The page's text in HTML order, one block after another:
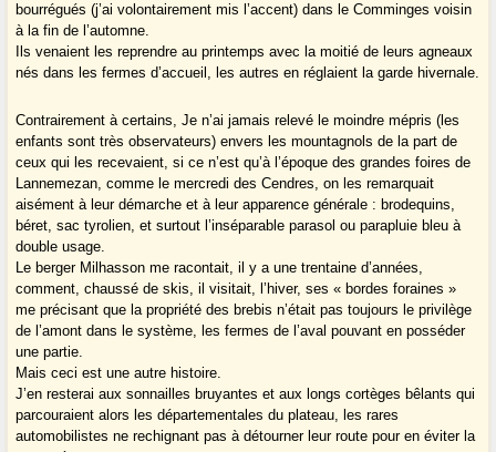
bourrégués (j’ai volontairement mis l’accent) dans le Comminges voisin
à la fin de l’automne.
Ils venaient les reprendre au printemps avec la moitié de leurs agneaux
nés dans les fermes d’accueil, les autres en réglaient la garde hivernale.
Contrairement à certains, Je n’ai jamais relevé le moindre mépris (les
enfants sont très observateurs) envers les mountagnols de la part de
ceux qui les recevaient, si ce n’est qu’à l’époque des grandes foires de
Lannemezan, comme le mercredi des Cendres, on les remarquait
aisément à leur démarche et à leur apparence générale : brodequins,
béret, sac tyrolien, et surtout l’inséparable parasol ou parapluie bleu à
double usage.
Le berger Milhasson me racontait, il y a une trentaine d’années,
comment, chaussé de skis, il visitait, l’hiver, ses « bordes foraines »
me précisant que la propriété des brebis n’était pas toujours le privilège
de l’amont dans le système, les fermes de l’aval pouvant en posséder
une partie.
Mais ceci est une autre histoire.
J’en resterai aux sonnailles bruyantes et aux longs cortèges bêlants qui
parcouraient alors les départementales du plateau, les rares
automobilistes ne rechignant pas à détourner leur route pour en éviter la